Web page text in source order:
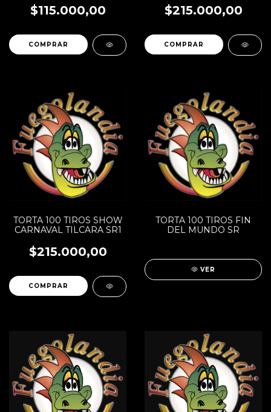
$115.000,00 $215.000,00
TORTA 100 TIROS SHOW
CARNAVAL TILCARA SR1
$215.000,00
TORTA 100 TIROS FIN
DEL MUNDO SR
VER